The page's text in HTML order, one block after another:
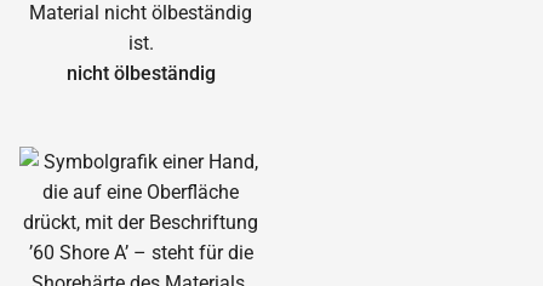
nicht ölbeständig